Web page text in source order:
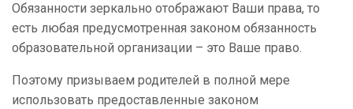
Обязанности зеркально отображают Ваши права, то
есть любая предусмотренная законом обязанность
образовательной организации – это Ваше право.
Поэтому призываем родителей в полной мере
использовать предоставленные законом